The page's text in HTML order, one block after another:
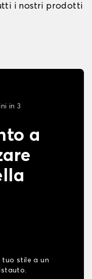
i nostri prodotti
in 3
a
stile a un